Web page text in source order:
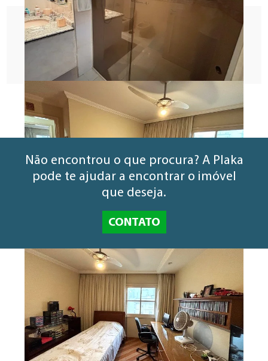
Ligue (11) 3666 - 1285
Informe o código VEN1348RES
Não encontrou o que procura? A Plaka
pode te ajudar a encontrar o imóvel
que deseja.
CONTATO
Quem Somos
Blog